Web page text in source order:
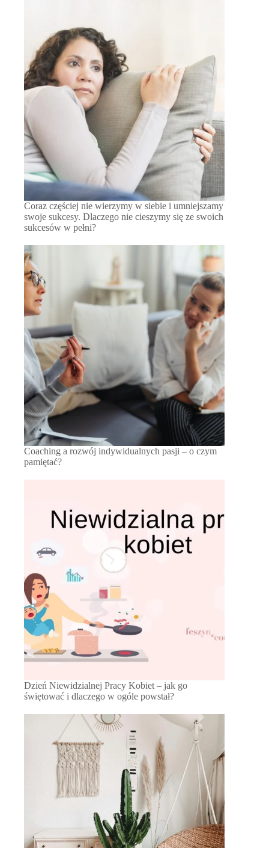
Coraz częściej nie wierzymy w siebie i umniejszamy
swoje sukcesy. Dlaczego nie cieszymy się ze swoich
sukcesów w pełni?
Coaching a rozwój indywidualnych pasji – o czym
pamiętać?
Dzień Niewidzialnej Pracy Kobiet – jak go
świętować i dlaczego w ogóle powstał?